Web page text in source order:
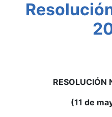
RESOLUCIÓN
(11 de